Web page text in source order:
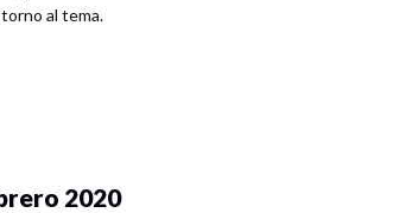
al tema.
2020